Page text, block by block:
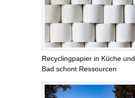
Recyclingpapier in Küche und
Bad schont Ressourcen